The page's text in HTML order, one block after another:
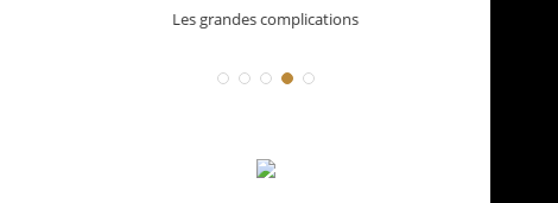
Déconstruction Parmigiani Fleurier